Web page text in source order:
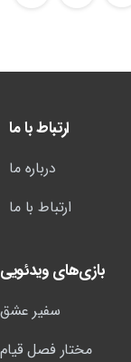
ارتباط با ما
درباره ما
ارتباط با ما
بازی‌های ویدئویی
سفیر عشق
مختار فصل قیام